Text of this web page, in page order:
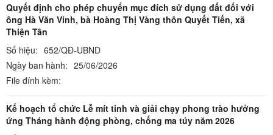
Quyết định cho phép chuyển mục đích sử dụng đất đối với
ông Hà Văn Vinh, bà Hoàng Thị Vàng thôn Quyết Tiến, xã
Thiện Tân
Số hiệu: 652/QĐ-UBND
Ngày ban hành: 25/06/2026
File đính kèm:
Kế hoạch tổ chức Lễ mít tinh và giải chạy phong trào hưởng
ứng Tháng hành động phòng, chống ma túy năm 2026